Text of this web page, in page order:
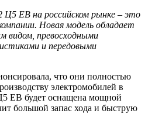
Ц5 ЕВ на российском рынке – это
Новая модель обладает
видом, превосходными
и передовыми
что они полностью
электромобилей в
ЕВ будет оснащена мощной
большой запас хода и быструю